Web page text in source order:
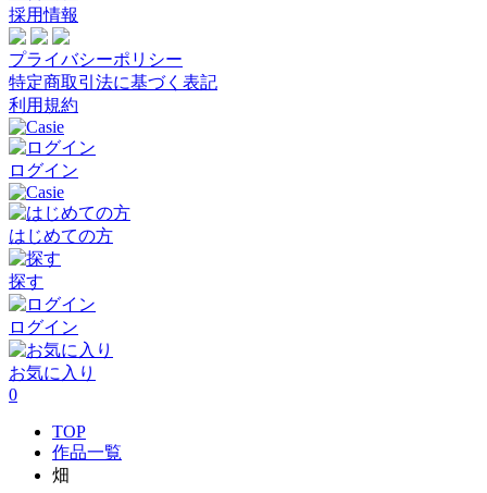
採用情報
プライバシーポリシー
特定商取引法に基づく表記
利用規約
ログイン
はじめての方
探す
ログイン
お気に入り
0
TOP
作品一覧
畑